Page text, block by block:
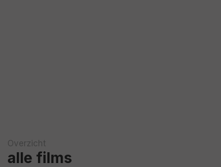
Overzicht
alle films